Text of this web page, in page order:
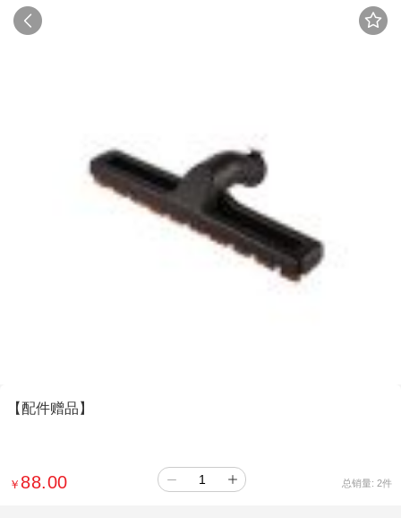
【配件赠品】
￥ 88.00 总销量: 2件